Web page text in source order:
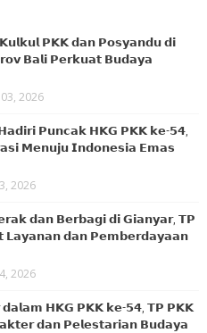
𝗣𝗞𝗞 𝗱𝗮𝗻 𝗣𝗼𝘀𝘆𝗮𝗻𝗱𝘂 𝗱𝗶
𝗕𝗮𝗹𝗶 𝗣𝗲𝗿𝗸𝘂𝗮𝘁 𝗕𝘂𝗱𝗮𝘆𝗮
2026
𝗛𝗮𝗱𝗶𝗿𝗶 𝗣𝘂𝗻𝗰𝗮𝗸 𝗛𝗞𝗚 𝗣𝗞𝗞 𝗸𝗲-𝟱𝟰,
𝗠𝗲𝗻𝘂𝗷𝘂 𝗜𝗻𝗱𝗼𝗻𝗲𝘀𝗶𝗮 𝗘𝗺𝗮𝘀
2026
𝗱𝗮𝗻 𝗕𝗲𝗿𝗯𝗮𝗴𝗶 𝗱𝗶 𝗚𝗶𝗮𝗻𝘆𝗮𝗿, 𝗧𝗣
𝗟𝗮𝘆𝗮𝗻𝗮𝗻 𝗱𝗮𝗻 𝗣𝗲𝗺𝗯𝗲𝗿𝗱𝗮𝘆𝗮𝗮𝗻
2026
𝗱𝗮𝗹𝗮𝗺 𝗛𝗞𝗚 𝗣𝗞𝗞 𝗸𝗲-𝟱𝟰, 𝗧𝗣 𝗣𝗞𝗞
𝗱𝗮𝗻 𝗣𝗲𝗹𝗲𝘀𝘁𝗮𝗿𝗶𝗮𝗻 𝗕𝘂𝗱𝗮𝘆𝗮